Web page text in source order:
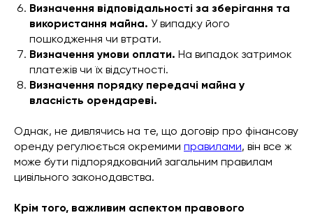
Визначення відповідальності за зберігання та
використання майна. У випадку його
пошкодження чи втрати.
Визначення умови оплати. На випадок затримок
платежів чи їх відсутності.
Визначення порядку передачі майна у
власність орендареві.
Однак, не дивлячись на те, що договір про фінансову
оренду регулюється окремими правилами, він все ж
може бути підпорядкований загальним правилам
цивільного законодавства.
Крім того, важливим аспектом правового